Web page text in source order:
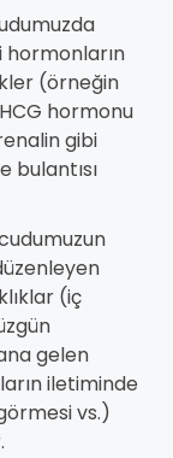
(örneğin
hormonu
gibi
bulantısı
(iç
gelen
iletiminde
vs.)